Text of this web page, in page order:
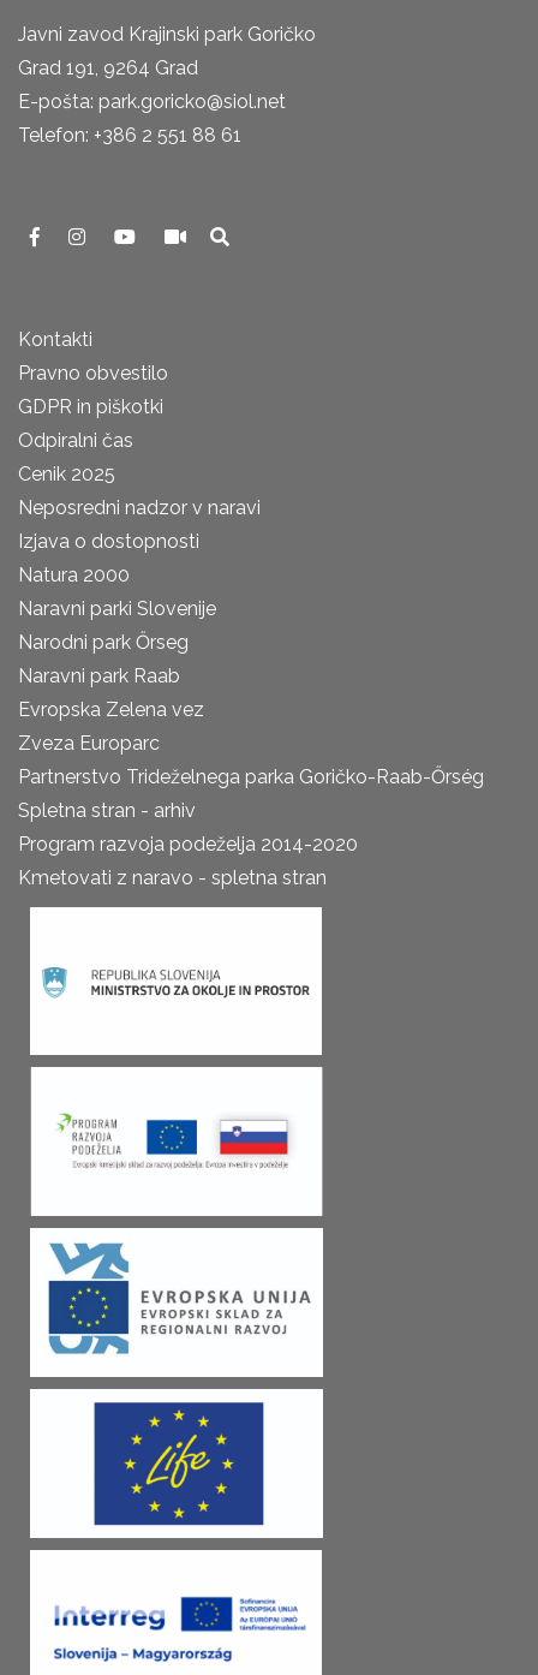
Javni zavod Krajinski park Goričko
Grad 191, 9264 Grad
E-pošta: park.goricko@siol.net
Telefon: +386 2 551 88 61
Kontakti
Pravno obvestilo
GDPR in piškotki
Odpiralni čas
Cenik 2025
Neposredni nadzor v naravi
Izjava o dostopnosti
Natura 2000
Naravni parki Slovenije
Narodni park Őrseg
Naravni park Raab
Evropska Zelena vez
Zveza Europarc
Partnerstvo Trideželnega parka Goričko-Raab-Őrség
Spletna stran - arhiv
Program razvoja podeželja 2014-2020
Kmetovati z naravo - spletna stran